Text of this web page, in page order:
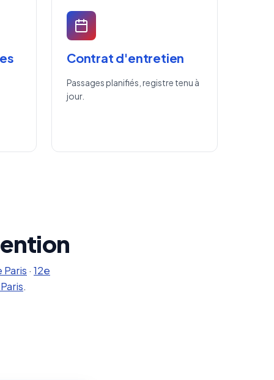
Contrat d'entretien
Passages planifiés, registre tenu à
jour.
· 12e
.